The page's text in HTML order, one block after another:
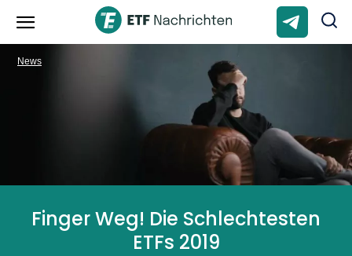
Finger Weg! Die Schlechtesten
ETFs 2019
News